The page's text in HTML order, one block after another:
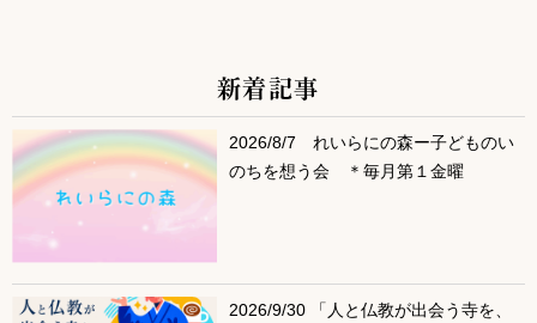
サブコンテンツ
新着記事
2026/8/7 れいらにの森ー子どものい
のちを想う会 ＊毎月第１金曜
2026/9/30 「人と仏教が出会う寺を、